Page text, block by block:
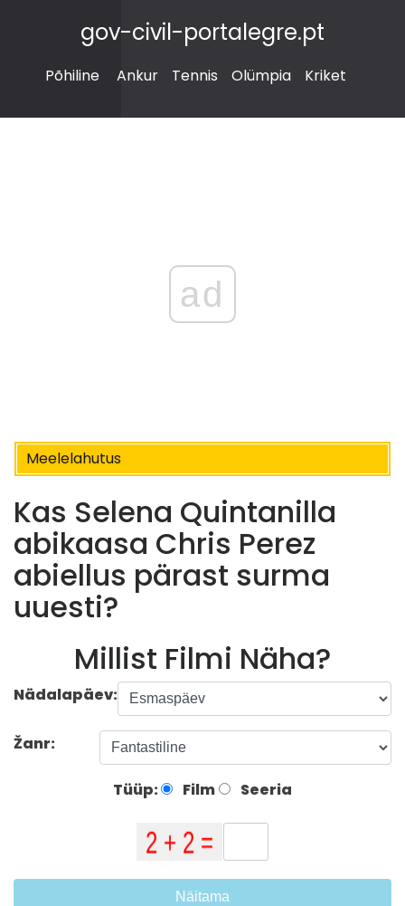
gov-civil-portalegre.pt
Põhiline Ankur Tennis Olümpia Kriket
ad
Meelelahutus
Kas Selena Quintanilla
abikaasa Chris Perez
abiellus pärast surma
uuesti?
Millist Filmi Näha?
Nädalapäev:
Žanr:
Tüüp: Film Seeria
Näitama